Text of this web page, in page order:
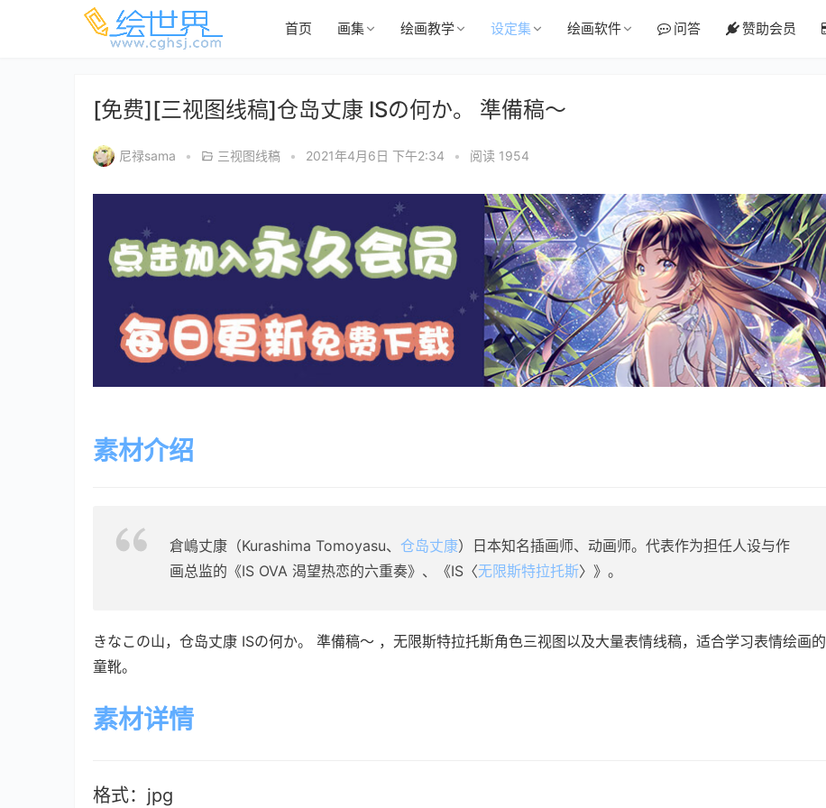
首页 画集 绘画教学 设定集 绘画软件 问答 赞助会员
[免费][三视图线稿]仓岛丈康 ISの何か。 準備稿～
尼禄sama • 三视图线稿 • 2021年4月6日 下午2:34 • 阅读 1954
素材介绍
倉嶋丈康（Kurashima Tomoyasu、 仓岛丈康）日本知名插画师、动画师。代表作为担任人设与作
画总监的《IS OVA 渴望热恋的六重奏》、《IS〈无限斯特拉托斯〉》。
きなこの山，仓岛丈康 ISの何か。 準備稿～ ，无限斯特拉托斯角色三视图以及大量表情线稿，适合学习表情绘画的
童靴。
素材详情
格式：jpg